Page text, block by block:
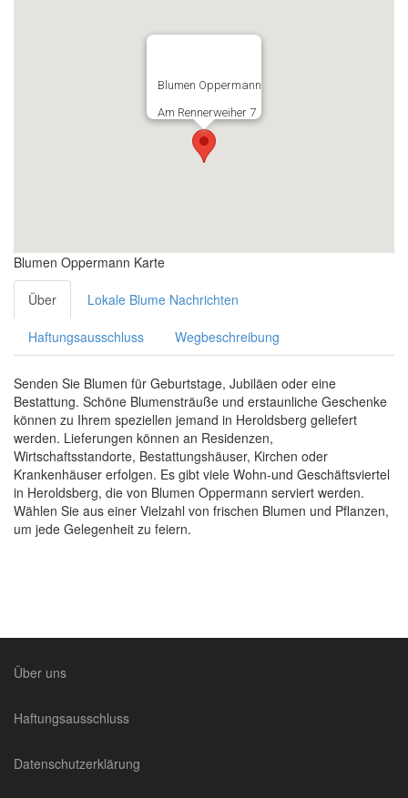
Blumen Oppermann
Am Rennerweiher 7
Blumen Oppermann Karte
Über Lokale Blume Nachrichten
Haftungsausschluss Wegbeschreibung
Senden Sie Blumen für Geburtstage, Jubiläen oder eine
Bestattung. Schöne Blumensträuße und erstaunliche Geschenke
können zu Ihrem speziellen jemand in Heroldsberg geliefert
werden. Lieferungen können an Residenzen,
Wirtschaftsstandorte, Bestattungshäuser, Kirchen oder
Krankenhäuser erfolgen. Es gibt viele Wohn-und Geschäftsviertel
in Heroldsberg, die von Blumen Oppermann serviert werden.
Wählen Sie aus einer Vielzahl von frischen Blumen und Pflanzen,
um jede Gelegenheit zu feiern.
Über uns
Haftungsausschluss
Datenschutzerklärung